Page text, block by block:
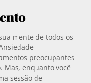
mente de todos os
preocupantes
Mas, enquanto você
sessão de